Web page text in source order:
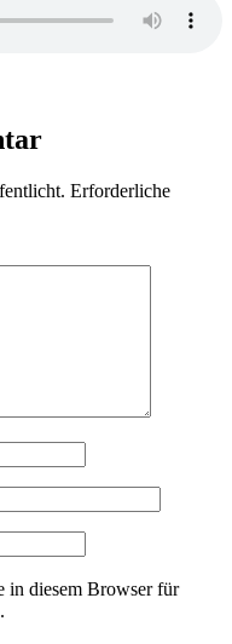
Erforderliche
in diesem Browser für